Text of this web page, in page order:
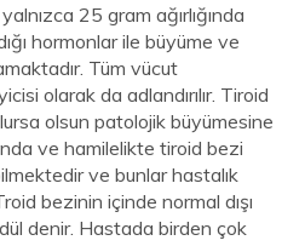
25 gram ağırlığında
hormonlar ile büyüme ve
Tüm vücut
olarak da adlandırılır. Tiroid
olsun patolojik büyümesine
ve hamilelikte tiroid bezi
ve bunlar hastalık
bezinin içinde normal dışı
denir. Hastada birden çok